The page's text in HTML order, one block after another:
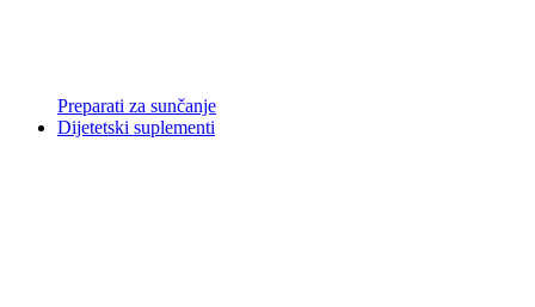
Preparati za sunčanje
Dijetetski suplementi